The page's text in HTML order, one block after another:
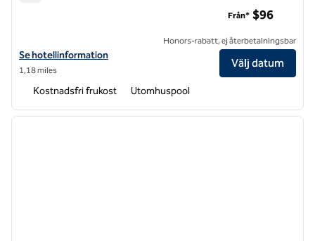
Visa hotelldetaljer för Hampton Inn Tropicana
Se hotellinformation
1,18 miles
Från* $96
Honors-rabatt, ej återbetalningsbar
Välj datum
Kostnadsfri frukost Utomhuspool
1 av 12
nästa